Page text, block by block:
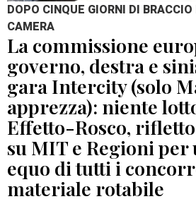
DOPO CINQUE GIORNI DI
CAMERA
La commissione
governo, destra e
gara Intercity (solo
apprezza): niente
Effetto-Rosco,
su MIT e Regioni per
equo di tutti i
materiale rotabile